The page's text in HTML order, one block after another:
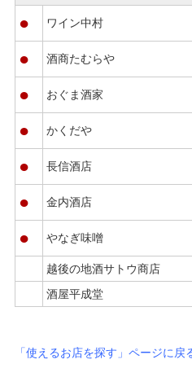
● ワイン中村
● 酒商たむらや
● おぐま酒家
● かくだや
● 長信酒店
● 金内酒店
● やなぎ味噌
越後の地酒サトウ商店
酒屋平成堂
「使えるお店を探す」ページに戻